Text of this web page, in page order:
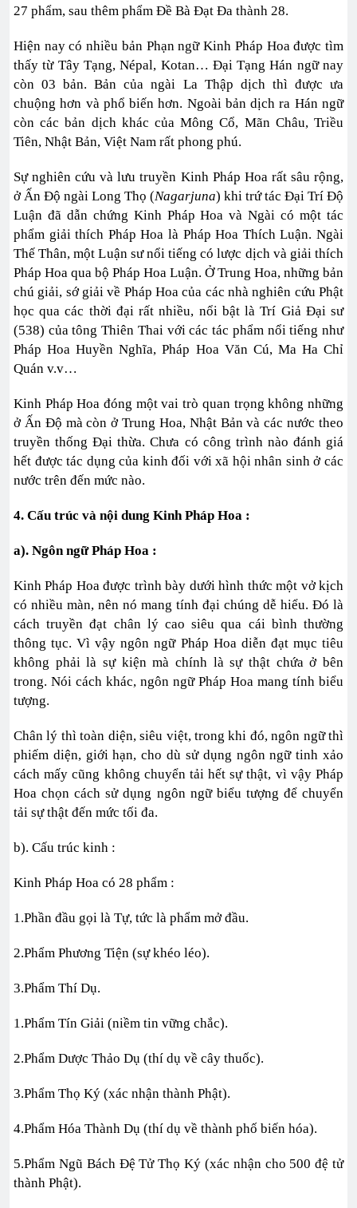
27 phẩm, sau thêm phẩm Đề Bà Đạt Đa thành 28.
Hiện nay có nhiều bản Phạn ngữ Kinh Pháp Hoa được tìm
thấy từ Tây Tạng, Népal, Kotan… Đại Tạng Hán ngữ nay
còn 03 bản. Bản của ngài La Thập dịch thì được ưa
chuộng hơn và phổ biến hơn. Ngoài bản dịch ra Hán ngữ
còn các bản dịch khác của Mông Cổ, Mãn Châu, Triều
Tiên, Nhật Bản, Việt Nam rất phong phú.
Sự nghiên cứu và lưu truyền Kinh Pháp Hoa rất sâu rộng,
ở Ấn Độ ngài Long Thọ (Nagarjuna) khi trứ tác Đại Trí Độ
Luận đã dẫn chứng Kinh Pháp Hoa và Ngài có một tác
phẩm giải thích Pháp Hoa là Pháp Hoa Thích Luận. Ngài
Thế Thân, một Luận sư nổi tiếng có lược dịch và giải thích
Pháp Hoa qua bộ Pháp Hoa Luận. Ở Trung Hoa, những bản
chú giải, sớ giải về Pháp Hoa của các nhà nghiên cứu Phật
học qua các thời đại rất nhiều, nổi bật là Trí Giả Đại sư
(538) của tông Thiên Thai với các tác phẩm nổi tiếng như
Pháp Hoa Huyền Nghĩa, Pháp Hoa Văn Cú, Ma Ha Chỉ
Quán v.v…
Kinh Pháp Hoa đóng một vai trò quan trọng không những
ở Ấn Độ mà còn ở Trung Hoa, Nhật Bản và các nước theo
truyền thống Đại thừa. Chưa có công trình nào đánh giá
hết được tác dụng của kinh đối với xã hội nhân sinh ở các
nước trên đến mức nào.
4. Cấu trúc và nội dung Kinh Pháp Hoa :
a). Ngôn ngữ Pháp Hoa :
Kinh Pháp Hoa được trình bày dưới hình thức một vở kịch
có nhiều màn, nên nó mang tính đại chúng dễ hiểu. Đó là
cách truyền đạt chân lý cao siêu qua cái bình thường
thông tục. Vì vậy ngôn ngữ Pháp Hoa diễn đạt mục tiêu
không phải là sự kiện mà chính là sự thật chứa ở bên
trong. Nói cách khác, ngôn ngữ Pháp Hoa mang tính biểu
tượng.
Chân lý thì toàn diện, siêu việt, trong khi đó, ngôn ngữ thì
phiếm diện, giới hạn, cho dù sử dụng ngôn ngữ tinh xảo
cách mấy cũng không chuyển tải hết sự thật, vì vậy Pháp
Hoa chọn cách sử dụng ngôn ngữ biểu tượng để chuyển
tải sự thật đến mức tối đa.
b). Cấu trúc kinh :
Kinh Pháp Hoa có 28 phẩm :
1.Phần đầu gọi là Tự, tức là phẩm mở đầu.
2.Phẩm Phương Tiện (sự khéo léo).
3.Phẩm Thí Dụ.
1.Phẩm Tín Giải (niềm tin vững chắc).
2.Phẩm Dược Thảo Dụ (thí dụ về cây thuốc).
3.Phẩm Thọ Ký (xác nhận thành Phật).
4.Phẩm Hóa Thành Dụ (thí dụ về thành phố biến hóa).
5.Phẩm Ngũ Bách Đệ Tử Thọ Ký (xác nhận cho 500 đệ tử
thành Phật).